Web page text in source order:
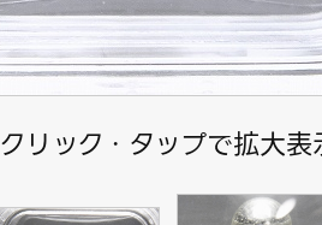
クリック・タップで拡大表